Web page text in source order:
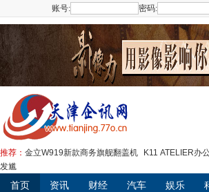
账号: 密码:
推荐： 金立W919新款商务旗舰翻盖机 K11 ATELIER办
发尴
首页 资讯 财经 汽车 娱乐